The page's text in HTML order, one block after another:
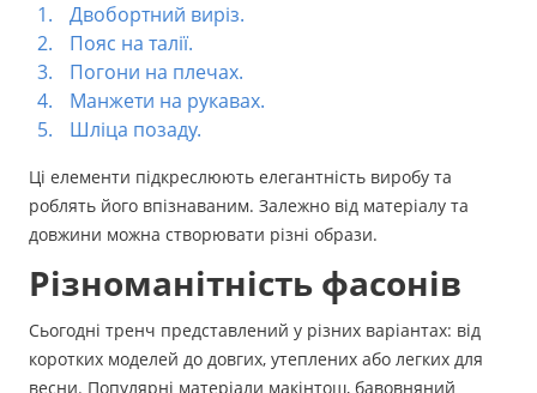
Двобортний виріз.
Пояс на талії.
Погони на плечах.
Манжети на рукавах.
Шліца позаду.
Ці елементи підкреслюють елегантність виробу та
роблять його впізнаваним. Залежно від матеріалу та
довжини можна створювати різні образи.
Різноманітність фасонів
Сьогодні тренч представлений у різних варіантах: від
коротких моделей до довгих, утеплених або легких для
весни. Популярні матеріали макінтош, бавовняний